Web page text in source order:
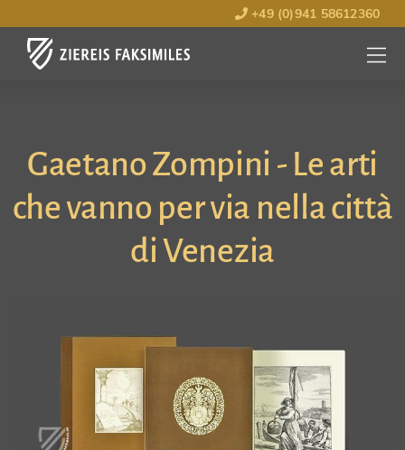
+49 (0)941 58612360
MENÜ
Gaetano Zompini - Le arti
che vanno per via nella città
di Venezia